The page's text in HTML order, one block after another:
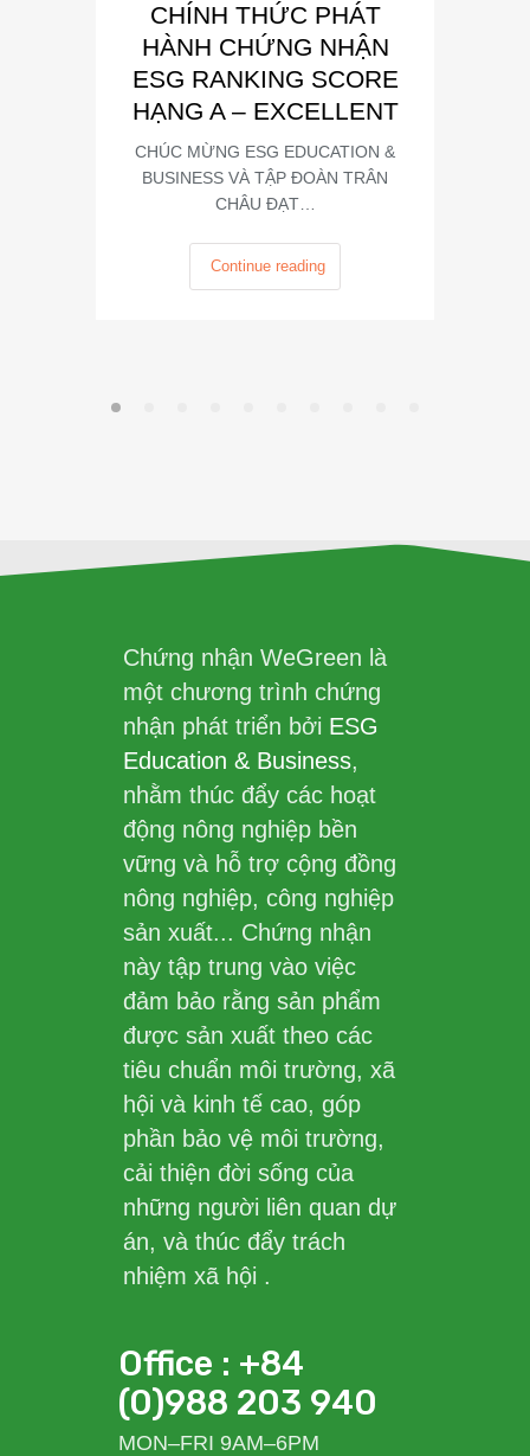
CHÍNH THỨC PHÁT
HÀNH CHỨNG NHẬN
ESG RANKING SCORE
HẠNG A – EXCELLENT
CHÚC MỪNG ESG EDUCATION &
BUSINESS VÀ TẬP ĐOÀN TRÂN
CHÂU ĐẠT…
Continue reading
Chứng nhận WeGreen là
một chương trình chứng
nhận phát triển bởi ESG
Education & Business,
nhằm thúc đẩy các hoạt
động nông nghiệp bền
vững và hỗ trợ cộng đồng
nông nghiệp, công nghiệp
sản xuất... Chứng nhận
này tập trung vào việc
đảm bảo rằng sản phẩm
được sản xuất theo các
tiêu chuẩn môi trường, xã
hội và kinh tế cao, góp
phần bảo vệ môi trường,
cải thiện đời sống của
những người liên quan dự
án, và thúc đẩy trách
nhiệm xã hội .
Office : +84
(0)988 203 940
MON–FRI 9AM–6PM